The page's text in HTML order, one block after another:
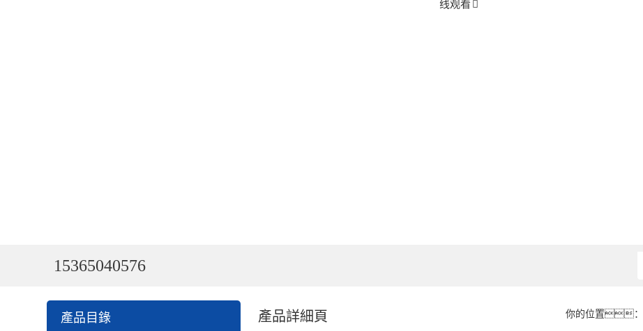
线观看
15365040576
產品目錄 你的位置：
產品詳細頁